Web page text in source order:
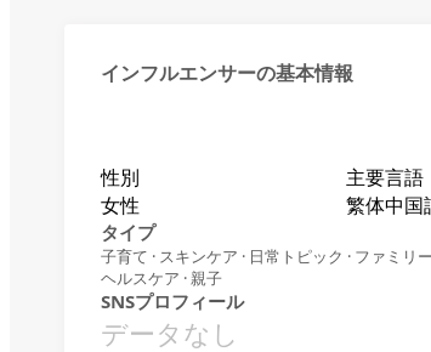
インフルエンサーの基本情報
性別
女性
主要言語
繁体中国
タイプ
子育て · スキンケア · 日常トピック · ファミリー
ヘルスケア · 親子
SNSプロフィール
データなし